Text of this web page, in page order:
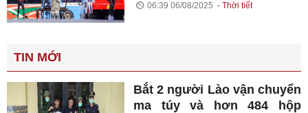
06:39 06/08/2025 Thời tiết
TIN MỚI
Bắt 2 người Lào vận chuyển
ma túy và hơn 484 hộp